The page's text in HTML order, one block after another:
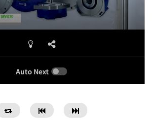
Auto Next